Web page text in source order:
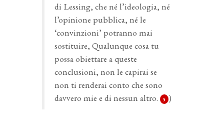
di Lessing, che né l’ideologia, né
l’opinione pubblica, né le
‘convinzioni’ potranno mai
sostituire, Qualunque cosa tu
possa obiettare a queste
conclusioni, non le capirai se
non ti renderai conto che sono
davvero mie e di nessun altro.
5 )